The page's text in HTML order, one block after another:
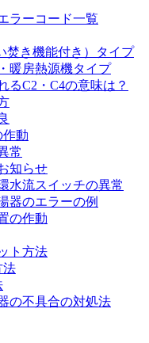
ラーコード一覧
焚き機能付き）タイプ
暖房熱源機タイプ
るC2・C4の意味は？
作動
常
知らせ
水流スイッチの異常
器のエラーの例
の作動
ト方法
法
の不具合の対処法